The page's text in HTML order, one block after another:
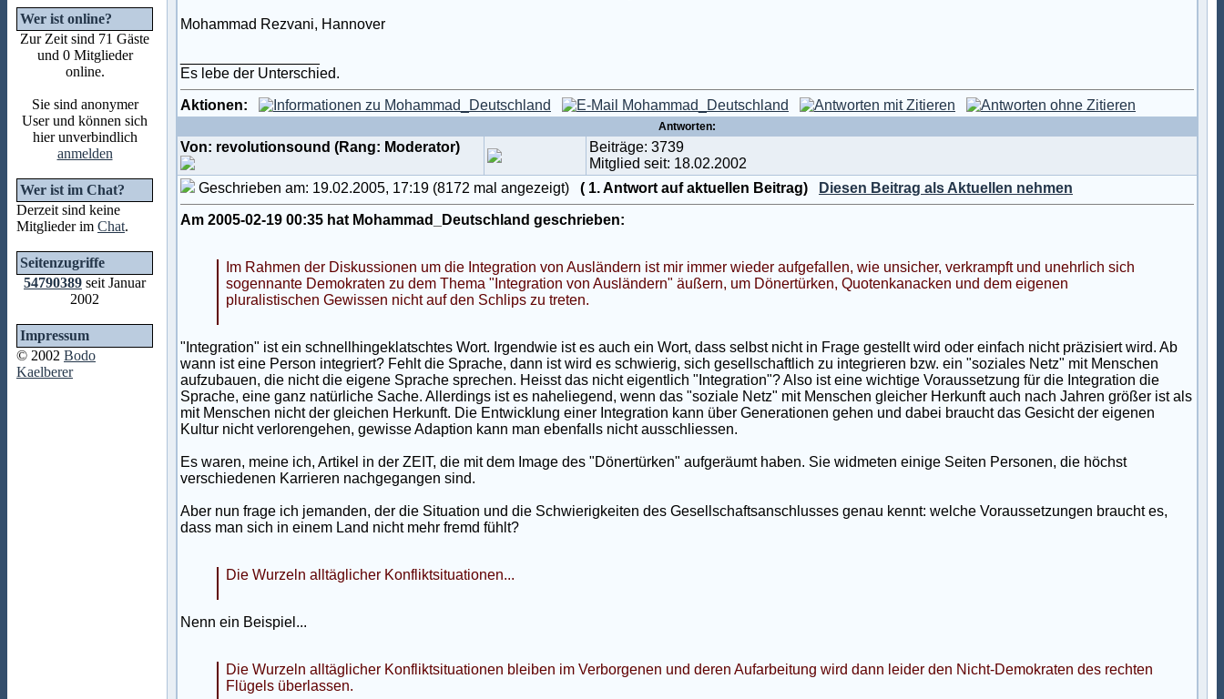
Wer ist online?
Zur Zeit sind 71 Gäste
und 0 Mitglieder
online.
Sie sind anonymer
User und können sich
hier unverbindlich
anmelden
Wer ist im Chat?
Derzeit sind keine
Mitglieder im Chat.
Seitenzugriffe
54790389 seit Januar
2002
Impressum
© 2002 Bodo
Kaelberer
Mohammad Rezvani, Hannover
Es lebe der Unterschied.
Aktionen:
Antworten:
Von: revolutionsound (Rang: Moderator)
Beiträge: 3739
Mitglied seit: 18.02.2002
Geschrieben am: 19.02.2005, 17:19 (8172 mal angezeigt) ( 1. Antwort auf aktuellen Beitrag) Diesen Beitrag als Aktuellen nehmen
Am 2005-02-19 00:35 hat Mohammad_Deutschland geschrieben:
Im Rahmen der Diskussionen um die Integration von Ausländern ist mir immer wieder aufgefallen, wie unsicher, verkrampft und unehrlich sich
sogennante Demokraten zu dem Thema "Integration von Ausländern" äußern, um Dönertürken, Quotenkanacken und dem eigenen
pluralistischen Gewissen nicht auf den Schlips zu treten.
"Integration" ist ein schnellhingeklatschtes Wort. Irgendwie ist es auch ein Wort, dass selbst nicht in Frage gestellt wird oder einfach nicht präzisiert wird. Ab
wann ist eine Person integriert? Fehlt die Sprache, dann ist wird es schwierig, sich gesellschaftlich zu integrieren bzw. ein "soziales Netz" mit Menschen
aufzubauen, die nicht die eigene Sprache sprechen. Heisst das nicht eigentlich "Integration"? Also ist eine wichtige Voraussetzung für die Integration die
Sprache, eine ganz natürliche Sache. Allerdings ist es naheliegend, wenn das "soziale Netz" mit Menschen gleicher Herkunft auch nach Jahren größer ist als
mit Menschen nicht der gleichen Herkunft. Die Entwicklung einer Integration kann über Generationen gehen und dabei braucht das Gesicht der eigenen
Kultur nicht verlorengehen, gewisse Adaption kann man ebenfalls nicht ausschliessen.
Es waren, meine ich, Artikel in der ZEIT, die mit dem Image des "Dönertürken" aufgeräumt haben. Sie widmeten einige Seiten Personen, die höchst
verschiedenen Karrieren nachgegangen sind.
Aber nun frage ich jemanden, der die Situation und die Schwierigkeiten des Gesellschaftsanschlusses genau kennt: welche Voraussetzungen braucht es,
dass man sich in einem Land nicht mehr fremd fühlt?
Die Wurzeln alltäglicher Konfliktsituationen...
Nenn ein Beispiel...
Die Wurzeln alltäglicher Konfliktsituationen bleiben im Verborgenen und deren Aufarbeitung wird dann leider den Nicht-Demokraten des rechten
Flügels überlassen.